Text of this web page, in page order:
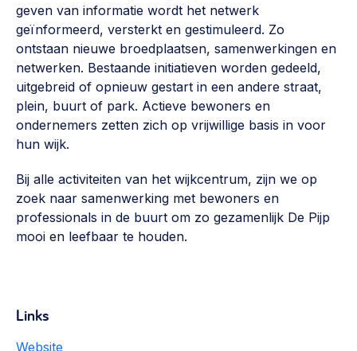
geven van informatie wordt het netwerk
geïnformeerd, versterkt en gestimuleerd. Zo
ontstaan nieuwe broedplaatsen, samenwerkingen en
netwerken. Bestaande initiatieven worden gedeeld,
uitgebreid of opnieuw gestart in een andere straat,
plein, buurt of park. Actieve bewoners en
ondernemers zetten zich op vrijwillige basis in voor
hun wijk.
Bij alle activiteiten van het wijkcentrum, zijn we op
zoek naar samenwerking met bewoners en
professionals in de buurt om zo gezamenlijk De Pijp
mooi en leefbaar te houden.
Links
Website